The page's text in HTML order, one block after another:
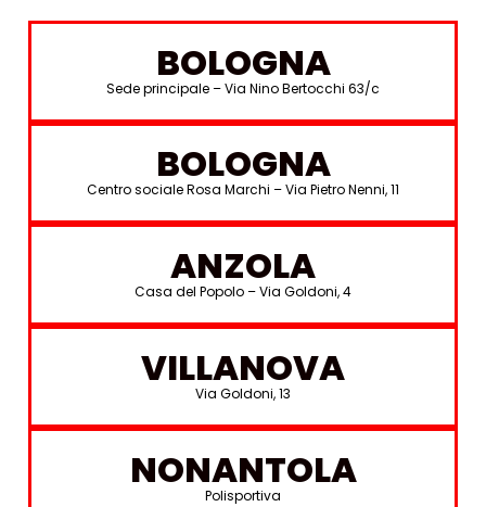
BOLOGNA
Sede principale – Via Nino Bertocchi 63/c
BOLOGNA
Centro sociale Rosa Marchi –Via Pietro Nenni, 11
ANZOLA
Casa del Popolo – Via Goldoni, 4
VILLANOVA
Via Goldoni, 13
NONANTOLA
Polisportiva